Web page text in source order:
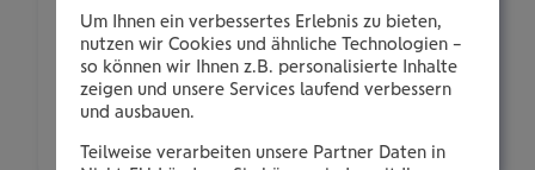
Anlegerinformationen
Zusammensetzung
Um Ihnen ein verbessertes Erlebnis zu bieten,
nutzen wir Cookies und ähnliche Technologien –
so können wir Ihnen z.B. personalisierte Inhalte
zeigen und unsere Services laufend verbessern
und ausbauen.
Teilweise verarbeiten unsere Partner Daten in